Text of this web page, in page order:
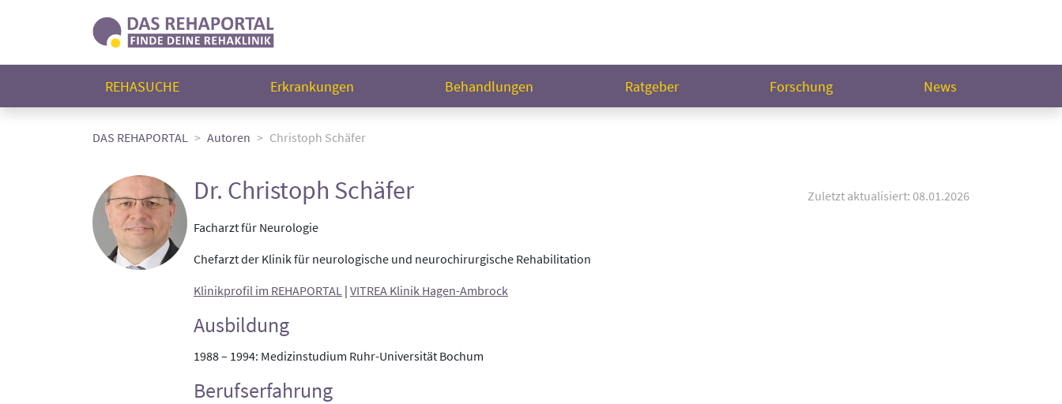
REHASUCHE Erkrankungen Behandlungen Ratgeber Forschung News
DAS REHAPORTAL Autoren Christoph Schäfer
Dr. Christoph Schäfer
Zuletzt aktualisiert: 08.01.2026
Facharzt für Neurologie
Chefarzt der Klinik für neurologische und neurochirurgische Rehabilitation
Klinikprofil im REHAPORTAL | VITREA Klinik Hagen-Ambrock
Ausbildung
1988 – 1994: Medizinstudium Ruhr-Universität Bochum
Berufserfahrung